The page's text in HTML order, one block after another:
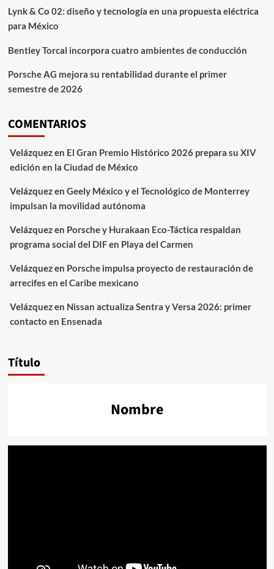
Lynk & Co 02: diseño y tecnología en una propuesta eléctrica
para México
Bentley Torcal incorpora cuatro ambientes de conducción
Porsche AG mejora su rentabilidad durante el primer
semestre de 2026
COMENTARIOS
Velázquezen El Gran Premio Histórico 2026 prepara su XIV
edición en la Ciudad de México
Velázquezen Geely México y el Tecnológico de Monterrey
impulsan la movilidad autónoma
Velázquezen Porsche y Hurakaan Eco-Táctica respaldan
programa social del DIF en Playa del Carmen
Velázquezen Porsche impulsa proyecto de restauración de
arrecifes en el Caribe mexicano
Velázquezen Nissan actualiza Sentra y Versa 2026: primer
contacto en Ensenada
Título
Nombre